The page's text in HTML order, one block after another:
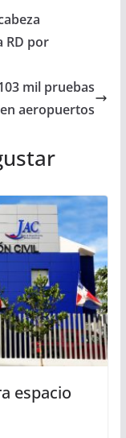
RD por
mil pruebas
aeropuertos
espacio